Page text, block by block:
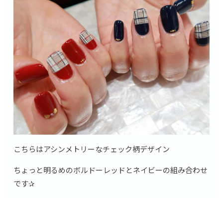
こちらはアシンメトリーなチェック柄デザイン
ちょっと明るめのボルドーレッドとネイビーの組み合わせ
です✰